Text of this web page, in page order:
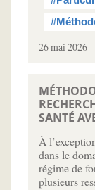
26 mai 2026
SANTÉ
À
dans le
régime de
plusieurs